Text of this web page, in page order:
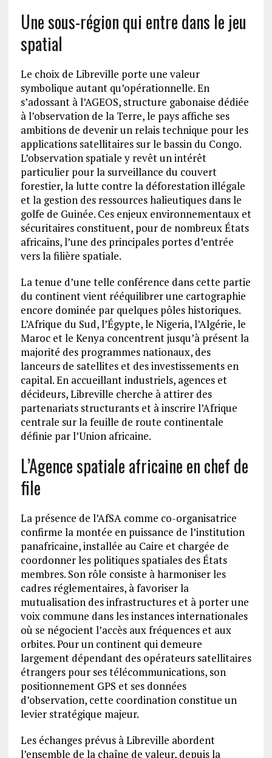
Une sous-région qui entre dans le jeu
spatial
Le choix de Libreville porte une valeur
symbolique autant qu’opérationnelle. En
s’adossant à l’AGEOS, structure gabonaise dédiée
à l’observation de la Terre, le pays affiche ses
ambitions de devenir un relais technique pour les
applications satellitaires sur le bassin du Congo.
L’observation spatiale y revêt un intérêt
particulier pour la surveillance du couvert
forestier, la lutte contre la déforestation illégale
et la gestion des ressources halieutiques dans le
golfe de Guinée. Ces enjeux environnementaux et
sécuritaires constituent, pour de nombreux États
africains, l’une des principales portes d’entrée
vers la filière spatiale.
La tenue d’une telle conférence dans cette partie
du continent vient rééquilibrer une cartographie
encore dominée par quelques pôles historiques.
L’Afrique du Sud, l’Égypte, le Nigeria, l’Algérie, le
Maroc et le Kenya concentrent jusqu’à présent la
majorité des programmes nationaux, des
lanceurs de satellites et des investissements en
capital. En accueillant industriels, agences et
décideurs, Libreville cherche à attirer des
partenariats structurants et à inscrire l’Afrique
centrale sur la feuille de route continentale
définie par l’Union africaine.
L’Agence spatiale africaine en chef de
file
La présence de l’AfSA comme co-organisatrice
confirme la montée en puissance de l’institution
panafricaine, installée au Caire et chargée de
coordonner les politiques spatiales des États
membres. Son rôle consiste à harmoniser les
cadres réglementaires, à favoriser la
mutualisation des infrastructures et à porter une
voix commune dans les instances internationales
où se négocient l’accès aux fréquences et aux
orbites. Pour un continent qui demeure
largement dépendant des opérateurs satellitaires
étrangers pour ses télécommunications, son
positionnement GPS et ses données
d’observation, cette coordination constitue un
levier stratégique majeur.
Les échanges prévus à Libreville abordent
l’ensemble de la chaîne de valeur, depuis la